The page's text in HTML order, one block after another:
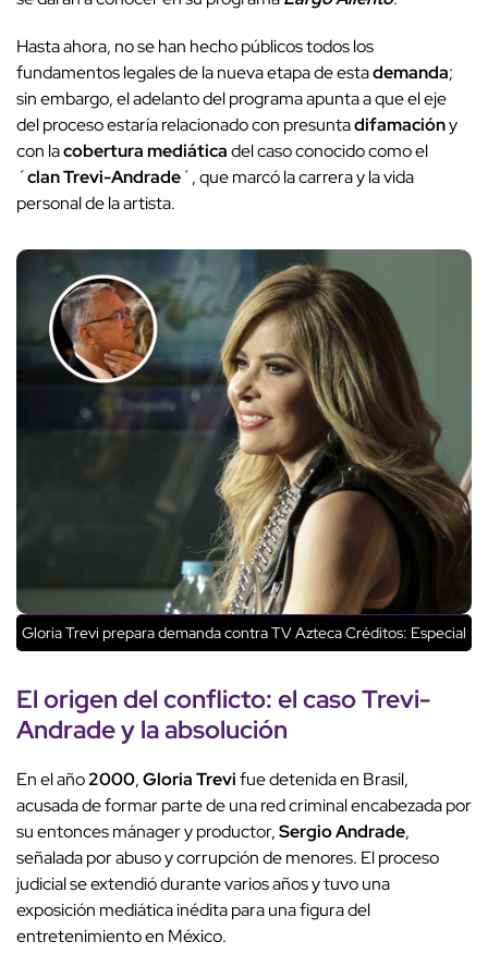
Hasta ahora, no se han hecho públicos todos los
fundamentos legales de la nueva etapa de estademanda;
sin embargo, el adelanto del programa apunta a que el eje
del proceso estaría relacionado con presuntadifamacióny
con lacobertura mediáticadel caso conocido como el
´clan Trevi-Andrade´, que marcó la carrera y la vida
personal de la artista.
Gloria Trevi prepara demanda contra TV AztecaCréditos: Especial
El origen del conflicto: el caso Trevi-
Andrade y la absolución
En el año2000,Gloria Trevifue detenida en Brasil,
acusada de formar parte de una red criminal encabezada por
su entonces mánager y productor,Sergio Andrade,
señalada por abuso y corrupción de menores. El proceso
judicial se extendió durante varios años y tuvo una
exposición mediática inédita para una figura del
entretenimiento en México.